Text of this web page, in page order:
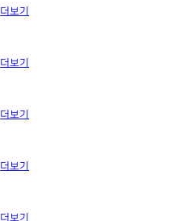
더보기
더보기
더보기
더보기
더보기